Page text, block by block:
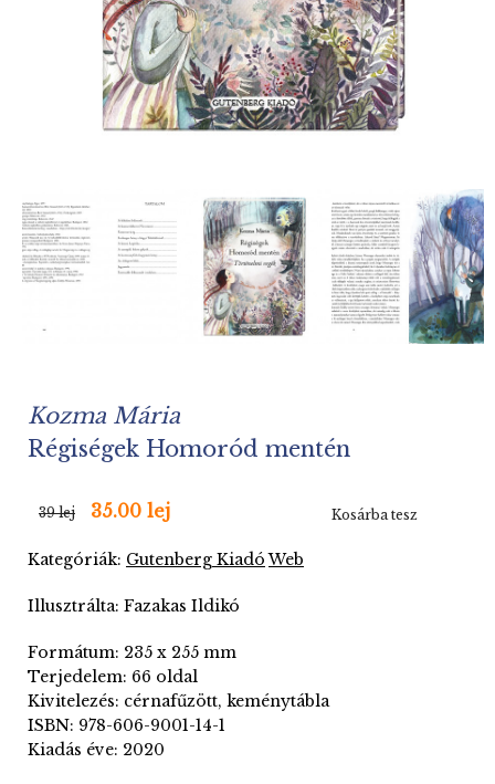
Kozma Mária
Régiségek Homoród mentén
39 lej 35.00 lej Kosárba tesz
Kategóriák: Gutenberg Kiadó Web
Illusztrálta: Fazakas Ildikó
Formátum: 235 x 255 mm
Terjedelem: 66 oldal
Kivitelezés: cérnafűzött, keménytábla
ISBN: 978-606-9001-14-1
Kiadás éve: 2020